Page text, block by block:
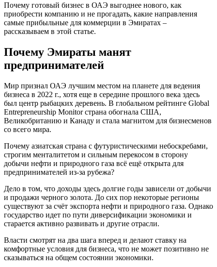
Почему готовый бизнес в ОАЭ выгоднее нового, как
приобрести компанию и не прогадать, какие направления
самые прибыльные для коммерции в Эмиратах –
рассказываем в этой статье.
Почему Эмираты манят
предпринимателей
Мир признал ОАЭ лучшим местом на планете для ведения
бизнеса в 2022 г., хотя еще в середине прошлого века здесь
был центр рыбацких деревень. В глобальном рейтинге Global
Entrepreneurship Monitor страна обогнала США,
Великобританию и Канаду и стала магнитом для бизнесменов
со всего мира.
Почему азиатская страна с футуристическими небоскребами,
строгим менталитетом и сильным перекосом в сторону
добычи нефти и природного газа всё ещё открыта для
предпринимателей из-за рубежа?
Дело в том, что доходы здесь долгие годы зависели от добычи
и продажи черного золота. До сих пор некоторые регионы
существуют за счёт экспорта нефти и природного газа. Однако
государство идет по пути диверсификации экономики и
старается активно развивать и другие отрасли.
Власти смотрят на два шага вперед и делают ставку на
комфортные условия для бизнеса, что не может позитивно не
сказываться на общем состоянии экономики.